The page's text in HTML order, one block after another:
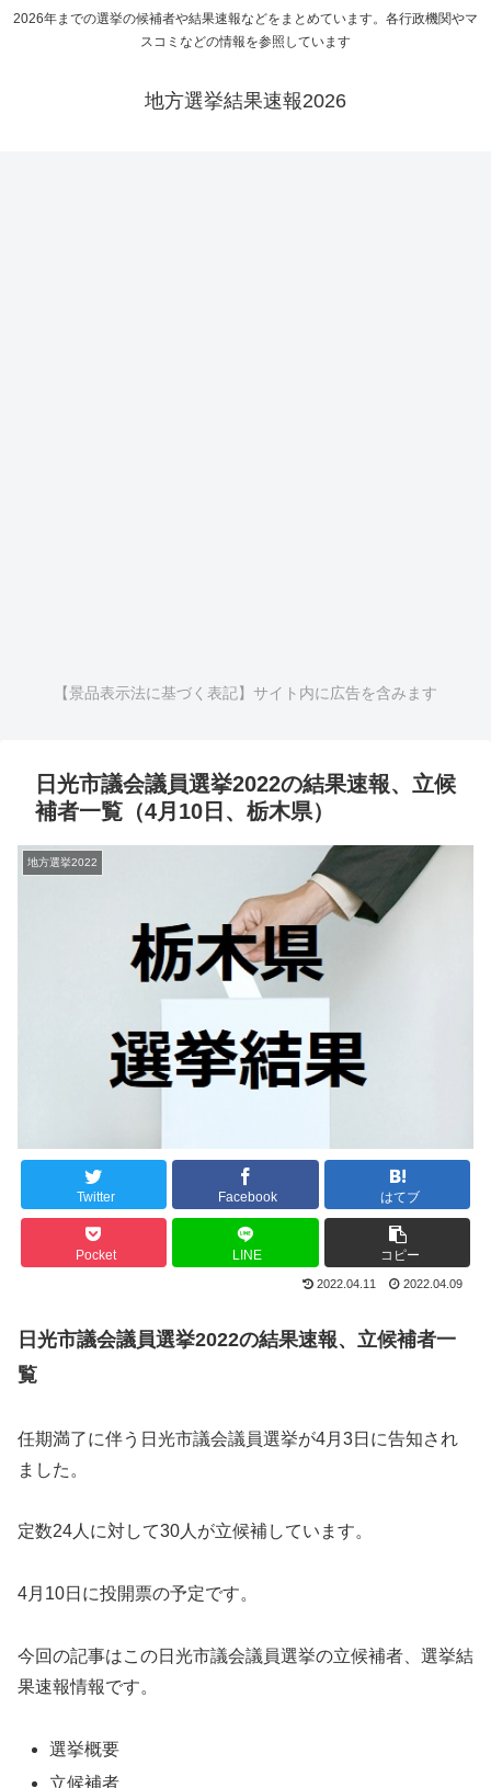
2026年までの選挙の候補者や結果速報などをまとめています。各行政機関やマ
スコミなどの情報を参照しています
地方選挙結果速報2026
【景品表示法に基づく表記】サイト内に広告を含みます
日光市議会議員選挙2022の結果速報、立候
補者一覧（4月10日、栃木県）
地方選挙2022
Twitter Facebook はてブ
Pocket LINE コピー
2022.04.11 2022.04.09
日光市議会議員選挙2022の結果速報、立候補者一
覧
任期満了に伴う日光市議会議員選挙が4月3日に告知され
ました。
定数24人に対して30人が立候補しています。
4月10日に投開票の予定です。
今回の記事はこの日光市議会議員選挙の立候補者、選挙結
果速報情報です。
選挙概要
立候補者